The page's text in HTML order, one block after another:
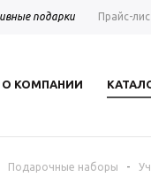
подарки Прайс-
О КОМПАНИИ
Подарочные наборы -